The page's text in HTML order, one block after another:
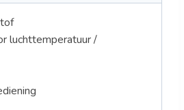
luchttemperatuur /